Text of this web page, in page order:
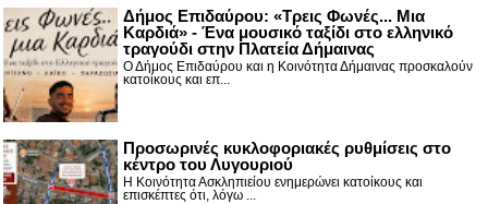
Δήμος Επιδαύρου: «Τρεις Φωνές... Μια
Καρδιά» - Ένα μουσικό ταξίδι στο ελληνικό
τραγούδι στην Πλατεία Δήμαινας
Ο Δήμος Επιδαύρου και η Κοινότητα Δήμαινας προσκαλούν
κατοίκους και επ...
Προσωρινές κυκλοφοριακές ρυθμίσεις στο
κέντρο του Λυγουριού
Η Κοινότητα Ασκληπιείου ενημερώνει κατοίκους και
επισκέπτες ότι, λόγω ...